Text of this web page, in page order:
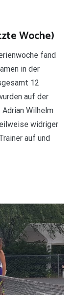
Woche)
fand
in der
12
auf der
Wilhelm
widriger
auf und